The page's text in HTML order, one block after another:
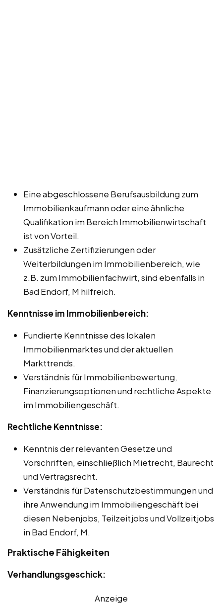
Eine abgeschlossene Berufsausbildung zum
Immobilienkaufmann oder eine ähnliche
Qualifikation im Bereich Immobilienwirtschaft
ist von Vorteil.
Zusätzliche Zertifizierungen oder
Weiterbildungen im Immobilienbereich, wie
z.B. zum Immobilienfachwirt, sind ebenfalls in
Bad Endorf, M hilfreich.
Kenntnisse im Immobilienbereich:
Fundierte Kenntnisse des lokalen
Immobilienmarktes und der aktuellen
Markttrends.
Verständnis für Immobilienbewertung,
Finanzierungsoptionen und rechtliche Aspekte
im Immobiliengeschäft.
Rechtliche Kenntnisse:
Kenntnis der relevanten Gesetze und
Vorschriften, einschließlich Mietrecht, Baurecht
und Vertragsrecht.
Verständnis für Datenschutzbestimmungen und
ihre Anwendung im Immobiliengeschäft bei
diesen Nebenjobs, Teilzeitjobs und Vollzeitjobs
in Bad Endorf, M.
Praktische Fähigkeiten
Verhandlungsgeschick:
Anzeige